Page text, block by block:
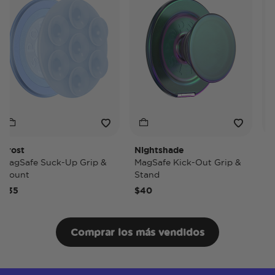
Suck-Up Grip &
Nightshade
MagSafe Kick-Out Grip &
Stand
$40
Comprar los más vendidos